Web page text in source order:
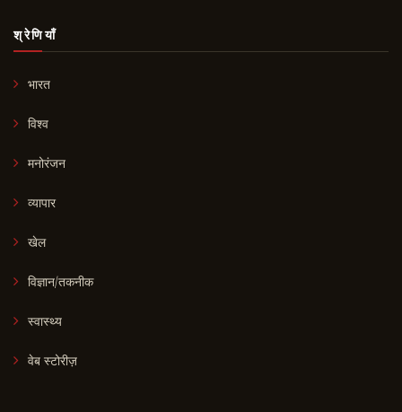
श्रेणियाँ
भारत
विश्व
मनोरंजन
व्यापार
खेल
विज्ञान/तकनीक
स्वास्थ्य
वेब स्टोरीज़